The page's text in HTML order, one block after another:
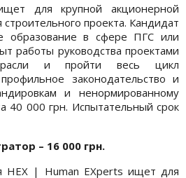
для крупной акционерной
проекта. Кандидат
образование в сфере ПГС или
работы руководства проектами
и пройти весь цикл
законодательство и
и ненормированному
40 000 грн. Испытательный срок
– 16 000 грн.
HEX | Human EXperts ищет для